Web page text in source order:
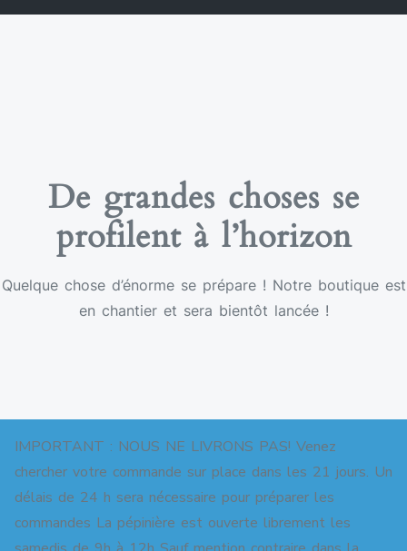
IMPORTANT : NOUS NE LIVRONS PAS! Venez
chercher votre commande sur place dans les 21 jours. Un
délais de 24 h sera nécessaire pour préparer les
commandes La pépinière est ouverte librement les
De grandes choses se
profilent à l’horizon
Quelque chose d’énorme se prépare ! Notre boutique est
en chantier et sera bientôt lancée !
Copyright © 2026 Pépinière pour jardins-forêts. All